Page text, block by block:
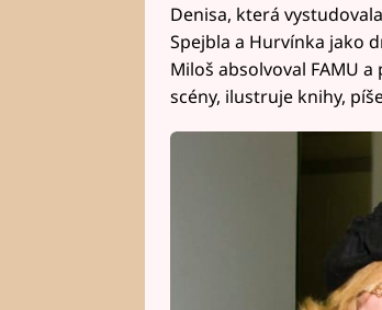
Denisa, která
Spejbla a Hurvínka jako
Miloš absolvoval FAMU
scény, ilustruje knihy,